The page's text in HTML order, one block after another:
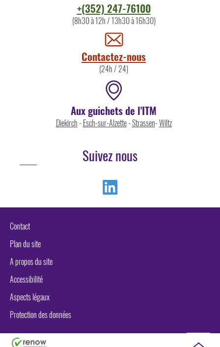
+(352) 247-76100
(8h30 à 12h / 13h30 à 16h30)
Contactez-nous
(24h / 24)
Aux guichets de l'ITM
Diekirch- Esch-sur-Alzette-Strassen-Wiltz
Suivez nous
Contact
Plan du site
A propos du site
Accessibilité
Aspects légaux
Protection des données